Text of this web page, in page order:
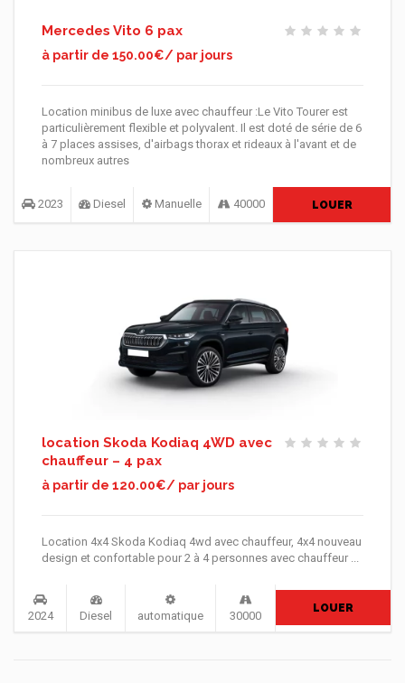
Mercedes Vito 6 pax
à partir de 150.00€/ par jours
Location minibus de luxe avec chauffeur :Le Vito Tourer est
particulièrement flexible et polyvalent. Il est doté de série de 6
à 7 places assises, d'airbags thorax et rideaux à l'avant et de
nombreux autres
2023 Diesel Manuelle 40000 LOUER
location Skoda Kodiaq 4WD avec
chauffeur – 4 pax
à partir de 120.00€/ par jours
Location 4x4 Skoda Kodiaq 4wd avec chauffeur, 4x4 nouveau
design et confortable pour 2 à 4 personnes avec chauffeur ...
2024 Diesel automatique 30000
LOUER